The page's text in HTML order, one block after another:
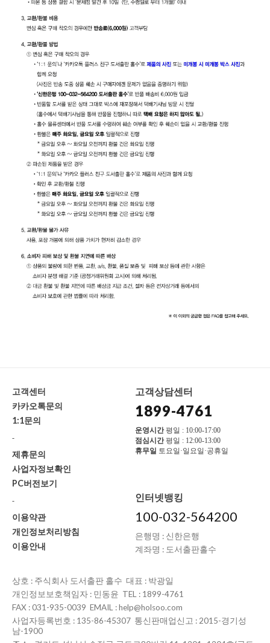
고객센터
카카오톡문의
1:1문의
-
제휴문의
사업자정보확인
PC버전보기
-
이용약관
개인정보처리방침
이용안내
고객상담센터
1899-4761
운영시간평일 : 10:00-17:00
점심시간평일 : 12:00-13:00
휴무일 토요일·일요일·공휴일
인터넷뱅킹
100-032-564200
은행명 : 신한은행
계좌명 : 도서출판홀수
상호 : 주식회사 도서출판 홀수 대표 : 박광일
개인정보보호책임자 : 민동윤 TEL : 1899-4761
FAX : 031-935-0039 EMAIL : help@holsoo.com
사업자등록번호 : 135-86-45307 통신판매업신고 : 2015-경기성
남-1900